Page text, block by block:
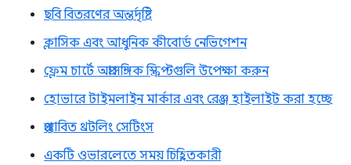
ছবি বিতরণের অন্তর্দৃষ্টি
ক্লাসিক এবং আধুনিক কীবোর্ড নেভিগেশন
ফ্লেম চার্টে অপ্রাসঙ্গিক স্ক্রিপ্টগুলি উপেক্ষা করুন
হোভারে টাইমলাইন মার্কার এবং রেঞ্জ হাইলাইট করা হচ্ছে
প্রস্তাবিত থ্রটলিং সেটিংস
একটি ওভারলেতে সময় চিহ্নিতকারী